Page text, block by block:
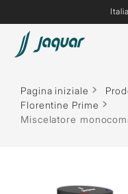
Pagina iniziale
Florentine Prime
Miscelatore